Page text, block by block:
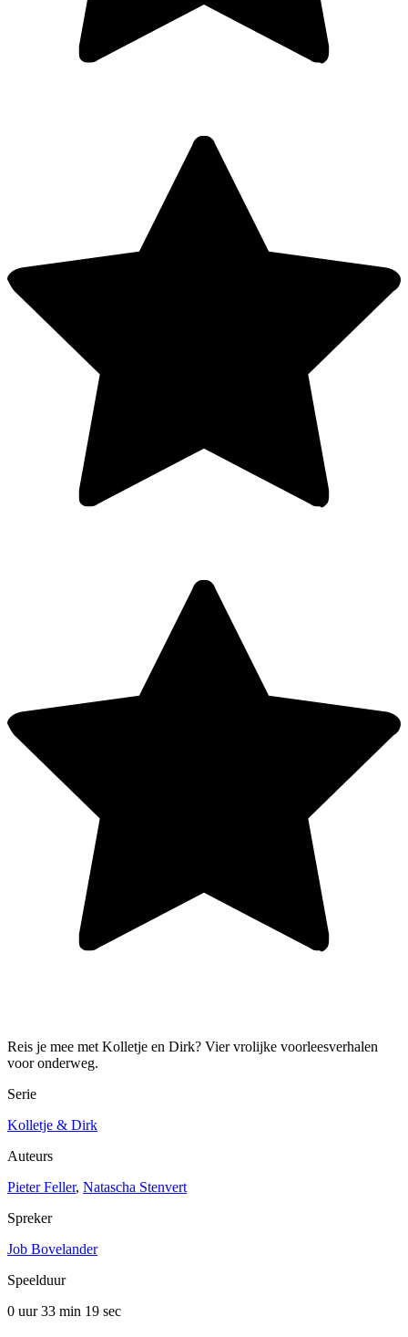
Reis je mee met Kolletje en Dirk? Vier vrolijke voorleesverhalen
voor onderweg.
Serie
Kolletje & Dirk
Auteurs
Pieter Feller, Natascha Stenvert
Spreker
Job Bovelander
Speelduur
0 uur 33 min 19 sec